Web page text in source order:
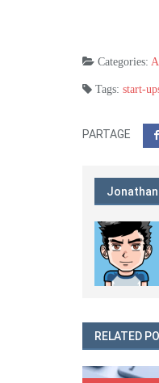
Categories:
Tags: start-
PARTAGE
RELATED